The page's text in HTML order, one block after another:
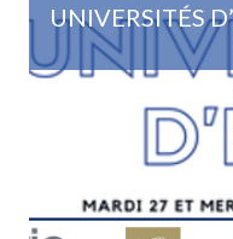
UNIVERSITÉS